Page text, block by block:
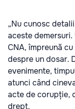
„Nu cunosc
aceste
CNA, împreună
despre un dosar.
evenimente,
atunci când
acte de corupție,
drept.